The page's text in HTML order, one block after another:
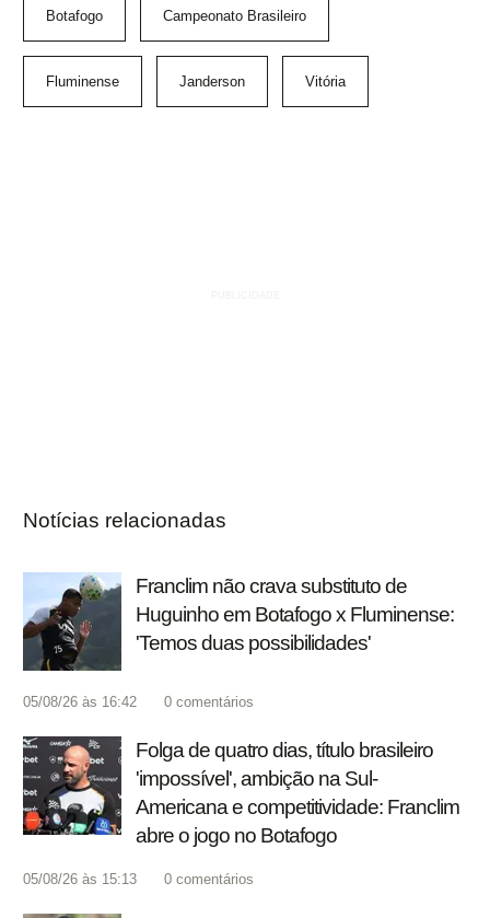
Botafogo Campeonato Brasileiro
Fluminense Janderson Vitória
Notícias relacionadas
Franclim não crava substituto de
Huguinho em Botafogo x Fluminense:
'Temos duas possibilidades'
05/08/26 às 16:42 0 comentários
Folga de quatro dias, título brasileiro
'impossível', ambição na Sul-
Americana e competitividade: Franclim
abre o jogo no Botafogo
05/08/26 às 15:13 0 comentários